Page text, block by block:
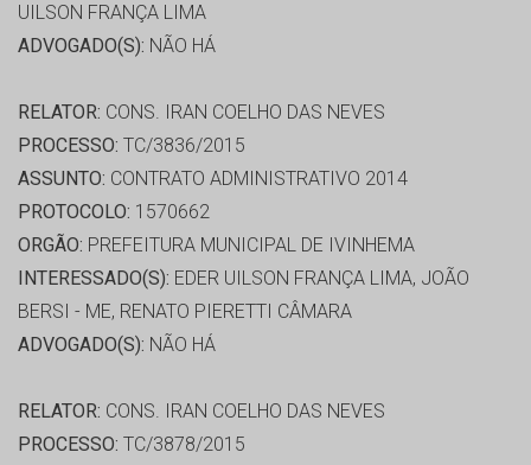
UILSON FRANÇA LIMA
ADVOGADO(S): NÃO HÁ
RELATOR: CONS. IRAN COELHO DAS NEVES
PROCESSO: TC/3836/2015
ASSUNTO: CONTRATO ADMINISTRATIVO 2014
PROTOCOLO: 1570662
ORGÃO: PREFEITURA MUNICIPAL DE IVINHEMA
INTERESSADO(S): EDER UILSON FRANÇA LIMA, JOÃO
BERSI - ME, RENATO PIERETTI CÂMARA
ADVOGADO(S): NÃO HÁ
RELATOR: CONS. IRAN COELHO DAS NEVES
PROCESSO: TC/3878/2015